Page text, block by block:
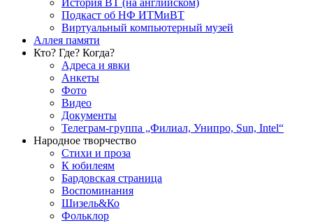
История ВТ (на английском)
Подкаст об НФ ИТМиВТ
Виртуальный компьютерный музей
Аллея памяти
Кто? Где? Когда?
Адреса и явки
Анкеты
Фото
Видео
Документы
Телеграм-группа „Филиал, Унипро, Sun, Intel“
Народное творчество
Стихи и проза
К юбилеям
Бардовская страница
Воспоминания
Шизель&Ко
Фольклор